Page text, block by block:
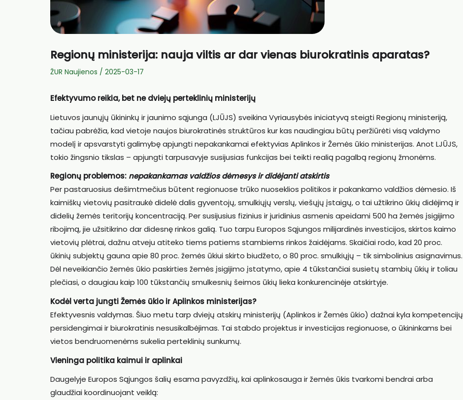
Regionų ministerija: nauja viltis ar dar vienas biurokratinis aparatas?
ŽUR Naujienos / 2025-03-17
Efektyvumo reikia, bet ne dviejų perteklinių ministerijų
Lietuvos jaunųjų ūkininkų ir jaunimo sąjunga (LJŪJS) sveikina Vyriausybės iniciatyvą steigti Regionų ministeriją,
tačiau pabrėžia, kad vietoje naujos biurokratinės struktūros kur kas naudingiau būtų peržiūrėti visą valdymo
modelį ir apsvarstyti galimybę apjungti nepakankamai efektyvias Aplinkos ir Žemės ūkio ministerijas. Anot LJŪJS,
tokio žingsnio tikslas – apjungti tarpusavyje susijusias funkcijas bei teikti realią pagalbą regionų žmonėms.
Regionų problemos: nepakankamas valdžios dėmesys ir didėjanti atskirtis
Per pastaruosius dešimtmečius būtent regionuose trūko nuoseklios politikos ir pakankamo valdžios dėmesio. Iš
kaimiškų vietovių pasitraukė didelė dalis gyventojų, smulkiųjų verslų, viešųjų įstaigų, o tai užtikrino ūkių didėjimą ir
didelių žemės teritorijų koncentraciją. Per susijusius fizinius ir juridinius asmenis apeidami 500 ha žemės įsigijimo
ribojimą, jie užsitikrino dar didesnę rinkos galią. Tuo tarpu Europos Sąjungos milijardinės investicijos, skirtos kaimo
vietovių plėtrai, dažnu atveju atiteko tiems patiems stambiems rinkos žaidėjams. Skaičiai rodo, kad 20 proc.
ūkinių subjektų gauna apie 80 proc. žemės ūkiui skirto biudžeto, o 80 proc. smulkiųjų – tik simbolinius asignavimus.
Dėl neveikiančio žemės ūkio paskirties žemės įsigijimo įstatymo, apie 4 tūkstančiai susietų stambių ūkių ir toliau
plečiasi, o daugiau kaip 100 tūkstančių smulkesnių šeimos ūkių lieka konkurencinėje atskirtyje.
Kodėl verta jungti Žemės ūkio ir Aplinkos ministerijas?
Efektyvesnis valdymas. Šiuo metu tarp dviejų atskirų ministerijų (Aplinkos ir Žemės ūkio) dažnai kyla kompetencijų
persidengimai ir biurokratinis nesusikalbėjimas. Tai stabdo projektus ir investicijas regionuose, o ūkininkams bei
vietos bendruomenėms sukelia perteklinių sunkumų.
Vieninga politika kaimui ir aplinkai
Daugelyje Europos Sąjungos šalių esama pavyzdžių, kai aplinkosauga ir žemės ūkis tvarkomi bendrai arba
glaudžiai koordinuojant veiklą: